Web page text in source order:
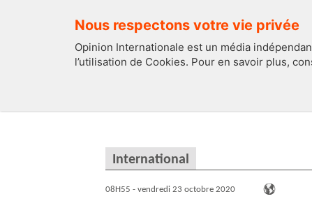
Nous respectons votre vie privée
Opinion Internationale est un média
l’utilisation de Cookies. Pour en savoir plus,
International
08H55 - vendredi 23 octobre 2020